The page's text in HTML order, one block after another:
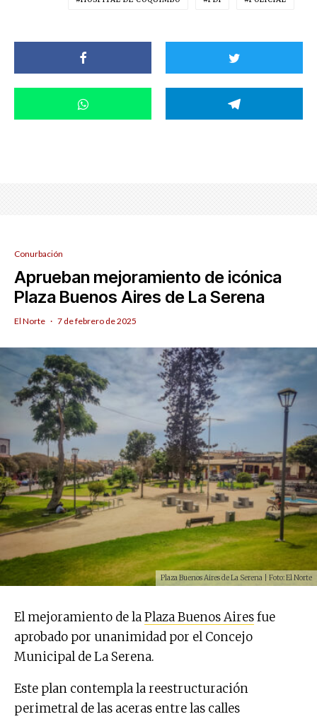
Conurbación
Aprueban mejoramiento de icónica
Plaza Buenos Aires de La Serena
El Norte · 7 de febrero de 2025
Plaza Buenos Aires de La Serena | Foto: El Norte
El mejoramiento de laPlaza Buenos Airesfue
aprobado por unanimidad por el Concejo
Municipal de La Serena.
Este plan contempla la reestructuración
perimetral de las aceras entre las calles